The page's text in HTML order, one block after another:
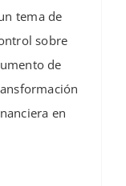
tema de
sobre
de
en